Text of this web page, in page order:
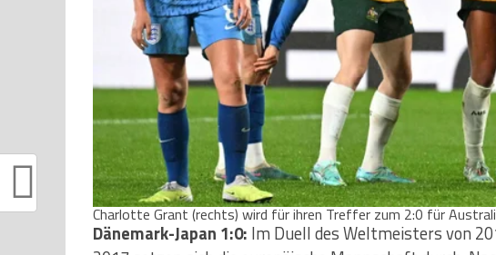
Charlotte Grant (rechts) wird für ihren Treffer zum 2:0 für
Dänemark-Japan 1:0: Im Duell des Weltmeisters von